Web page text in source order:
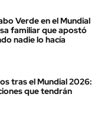
Verde en el Mundial
familiar que apostó
nadie lo hacía
tras el Mundial 2026:
que tendrán